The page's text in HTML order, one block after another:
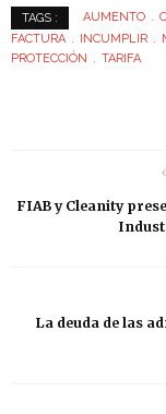
TAGS : AUMENTO
FACTURA
INCUMPLIR
PROTECCIÓN
TARIFA
FIAB y Cleanity
La deuda de las